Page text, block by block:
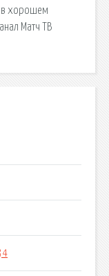
в хорошем
Матч ТВ